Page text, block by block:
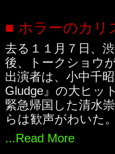
■ ホラーのカ
去る１１月７日、
後、トークショウ
出演者は、小中千
Gludge』の大ヒッ
緊急帰国した清水
らは歓声がわいた
...Read More